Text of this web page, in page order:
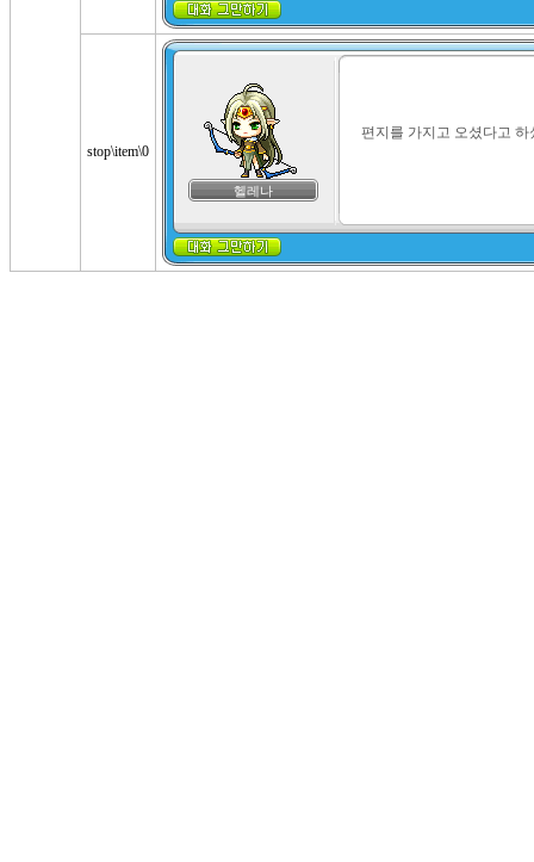
stop\item\0
헬레나
편지를 가지고 오셨다고 하